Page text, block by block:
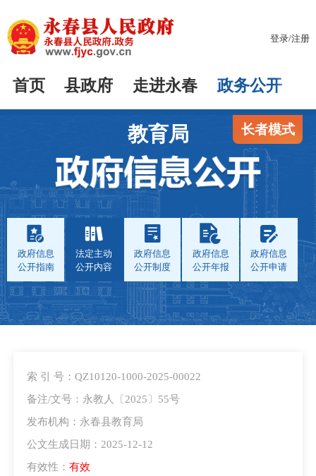
登录/注册
首页 县政府 走进永春 政务公开
长者模式
教育局
政府信息
公开指南
法定主动
公开内容
政府信息
公开制度
政府信息
公开年报
政府信息
公开申请
索 引 号：QZ10120-1000-2025-00022
备注/文号：永教人〔2025〕55号
发布机构：永春县教育局
公文生成日期：2025-12-12
有效性： 有效